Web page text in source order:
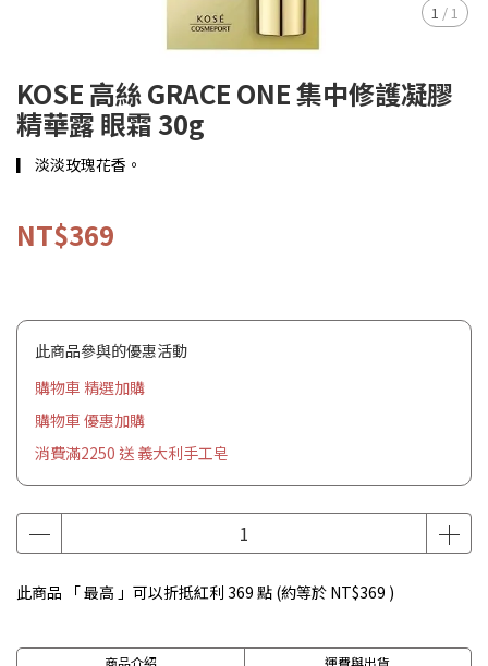
1 / 1
KOSE 高絲 GRACE ONE 集中修護凝膠
精華露 眼霜 30g
▎ 淡淡玫瑰花香。
NT$369
此商品參與的優惠活動
購物車 精選加購
購物車 優惠加購
消費滿2250 送 義大利手工皂
此商品 「 最高 」可以折抵紅利 369 點 (約等於 NT$369 )
商品介紹 運費與出貨